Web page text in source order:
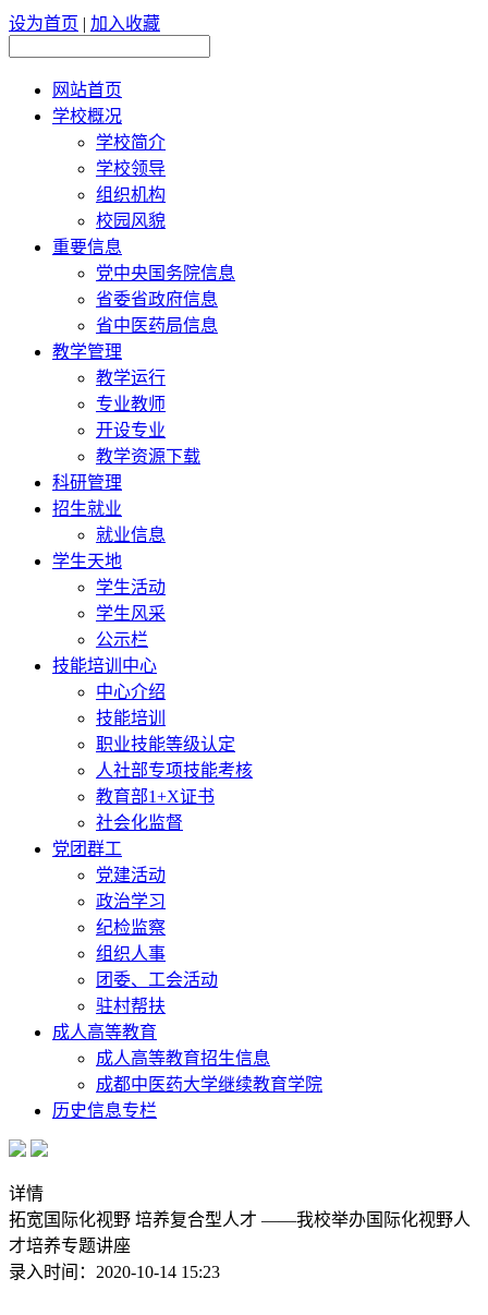
设为首页 | 加入收藏
网站首页
学校概况
学校简介
学校领导
组织机构
校园风貌
重要信息
党中央国务院信息
省委省政府信息
省中医药局信息
教学管理
教学运行
专业教师
开设专业
教学资源下载
科研管理
招生就业
就业信息
学生天地
学生活动
学生风采
公示栏
技能培训中心
中心介绍
技能培训
职业技能等级认定
人社部专项技能考核
教育部1+X证书
社会化监督
党团群工
党建活动
政治学习
纪检监察
组织人事
团委、工会活动
驻村帮扶
成人高等教育
成人高等教育招生信息
成都中医药大学继续教育学院
历史信息专栏
详情
拓宽国际化视野 培养复合型人才 ——我校举办国际化视野人
才培养专题讲座
录入时间：2020-10-14 15:23